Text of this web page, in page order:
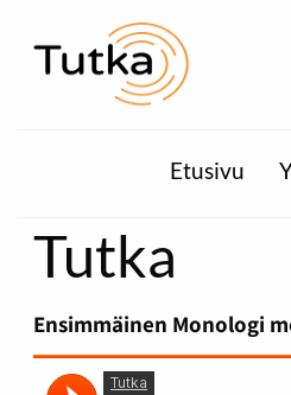
Etusivu
Tutka
Ensimmäinen Monologi